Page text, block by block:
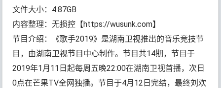
文件大小：4.87GB
内容整理：无损控【https://wusunk.com】
节目介绍：《歌手2019》是湖南卫视推出的音乐竞技节
目，由湖南卫视节目中心制作。节目共14期，节目于
2019年1月11日起每周五晚22:00在湖南卫视首播，次日
0点在芒果TV全网独播。节目于4月12日完结，最终刘欢